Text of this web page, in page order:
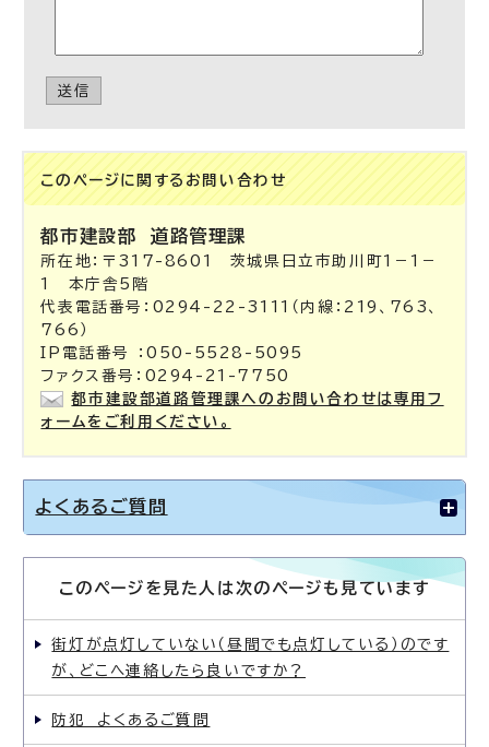
送信
このページに関する お問い合わせ
都市建設部道路管理課
所在地：〒317-8601 茨城県日立市助川町1－1－
1 本庁舎5階
代表電話番号：0294-22-3111（内線：219、763、
766）
IP電話番号 ：050-5528-5095
ファクス番号：0294-21-7750
都市建設部道路管理課へのお問い合わせは専用フ
ォームをご利用ください。
よくあるご質問
このページを見た人は次のページも見ています
街灯が点灯していない（昼間でも点灯している）のです
が、どこへ連絡したら良いですか？
防犯 よくあるご質問